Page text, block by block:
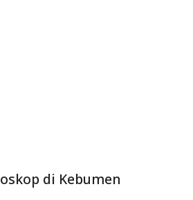
di Kebumen